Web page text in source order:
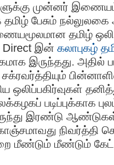
முன்னர்
பேசும் நல்லுலகை
தமிழ்
Direct இன் கலாபுகழ்
இருந்தது. அதில்
ஒலிப்பகிர்வுகள்
படிப்புக்காக
இரண்டு
நிவர்த்தி
மீண்டும் மீண்டும்